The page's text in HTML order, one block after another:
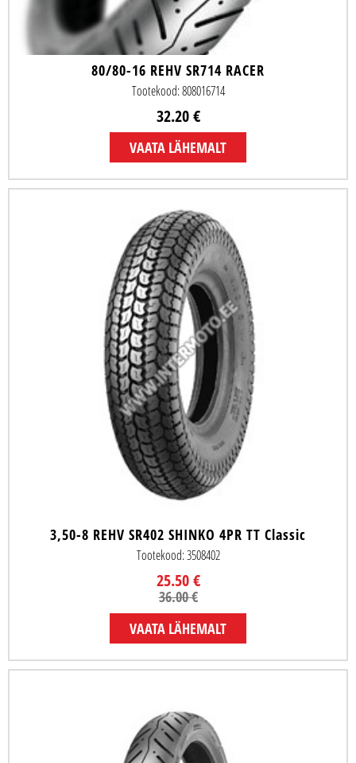
80/80-16 REHV SR714 RACER
Tootekood: 808016714
32.20 €
VAATA LÄHEMALT
3,50-8 REHV SR402 SHINKO 4PR TT Classic
Tootekood: 3508402
25.50 €
36.00 €
VAATA LÄHEMALT